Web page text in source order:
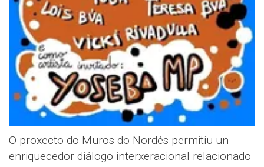
O proxecto do Muros do Nordés permitiu un
enriquecedor diálogo interxeracional relacionado